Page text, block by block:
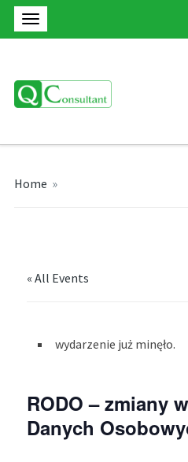
Home »
« All Events
wydarzenie już minęło.
RODO – zmiany
Danych